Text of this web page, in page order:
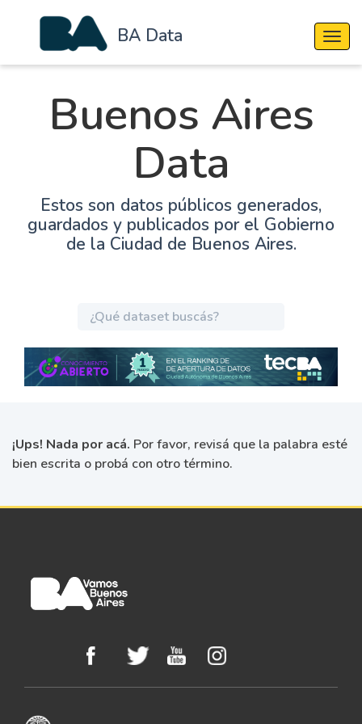
BA Data
Buenos Aires
Data
Estos son datos públicos generados,
guardados y publicados por el Gobierno
de la Ciudad de Buenos Aires.
¡Ups! Nada por acá. Por favor, revisá que la palabra esté
bien escrita o probá con otro término.